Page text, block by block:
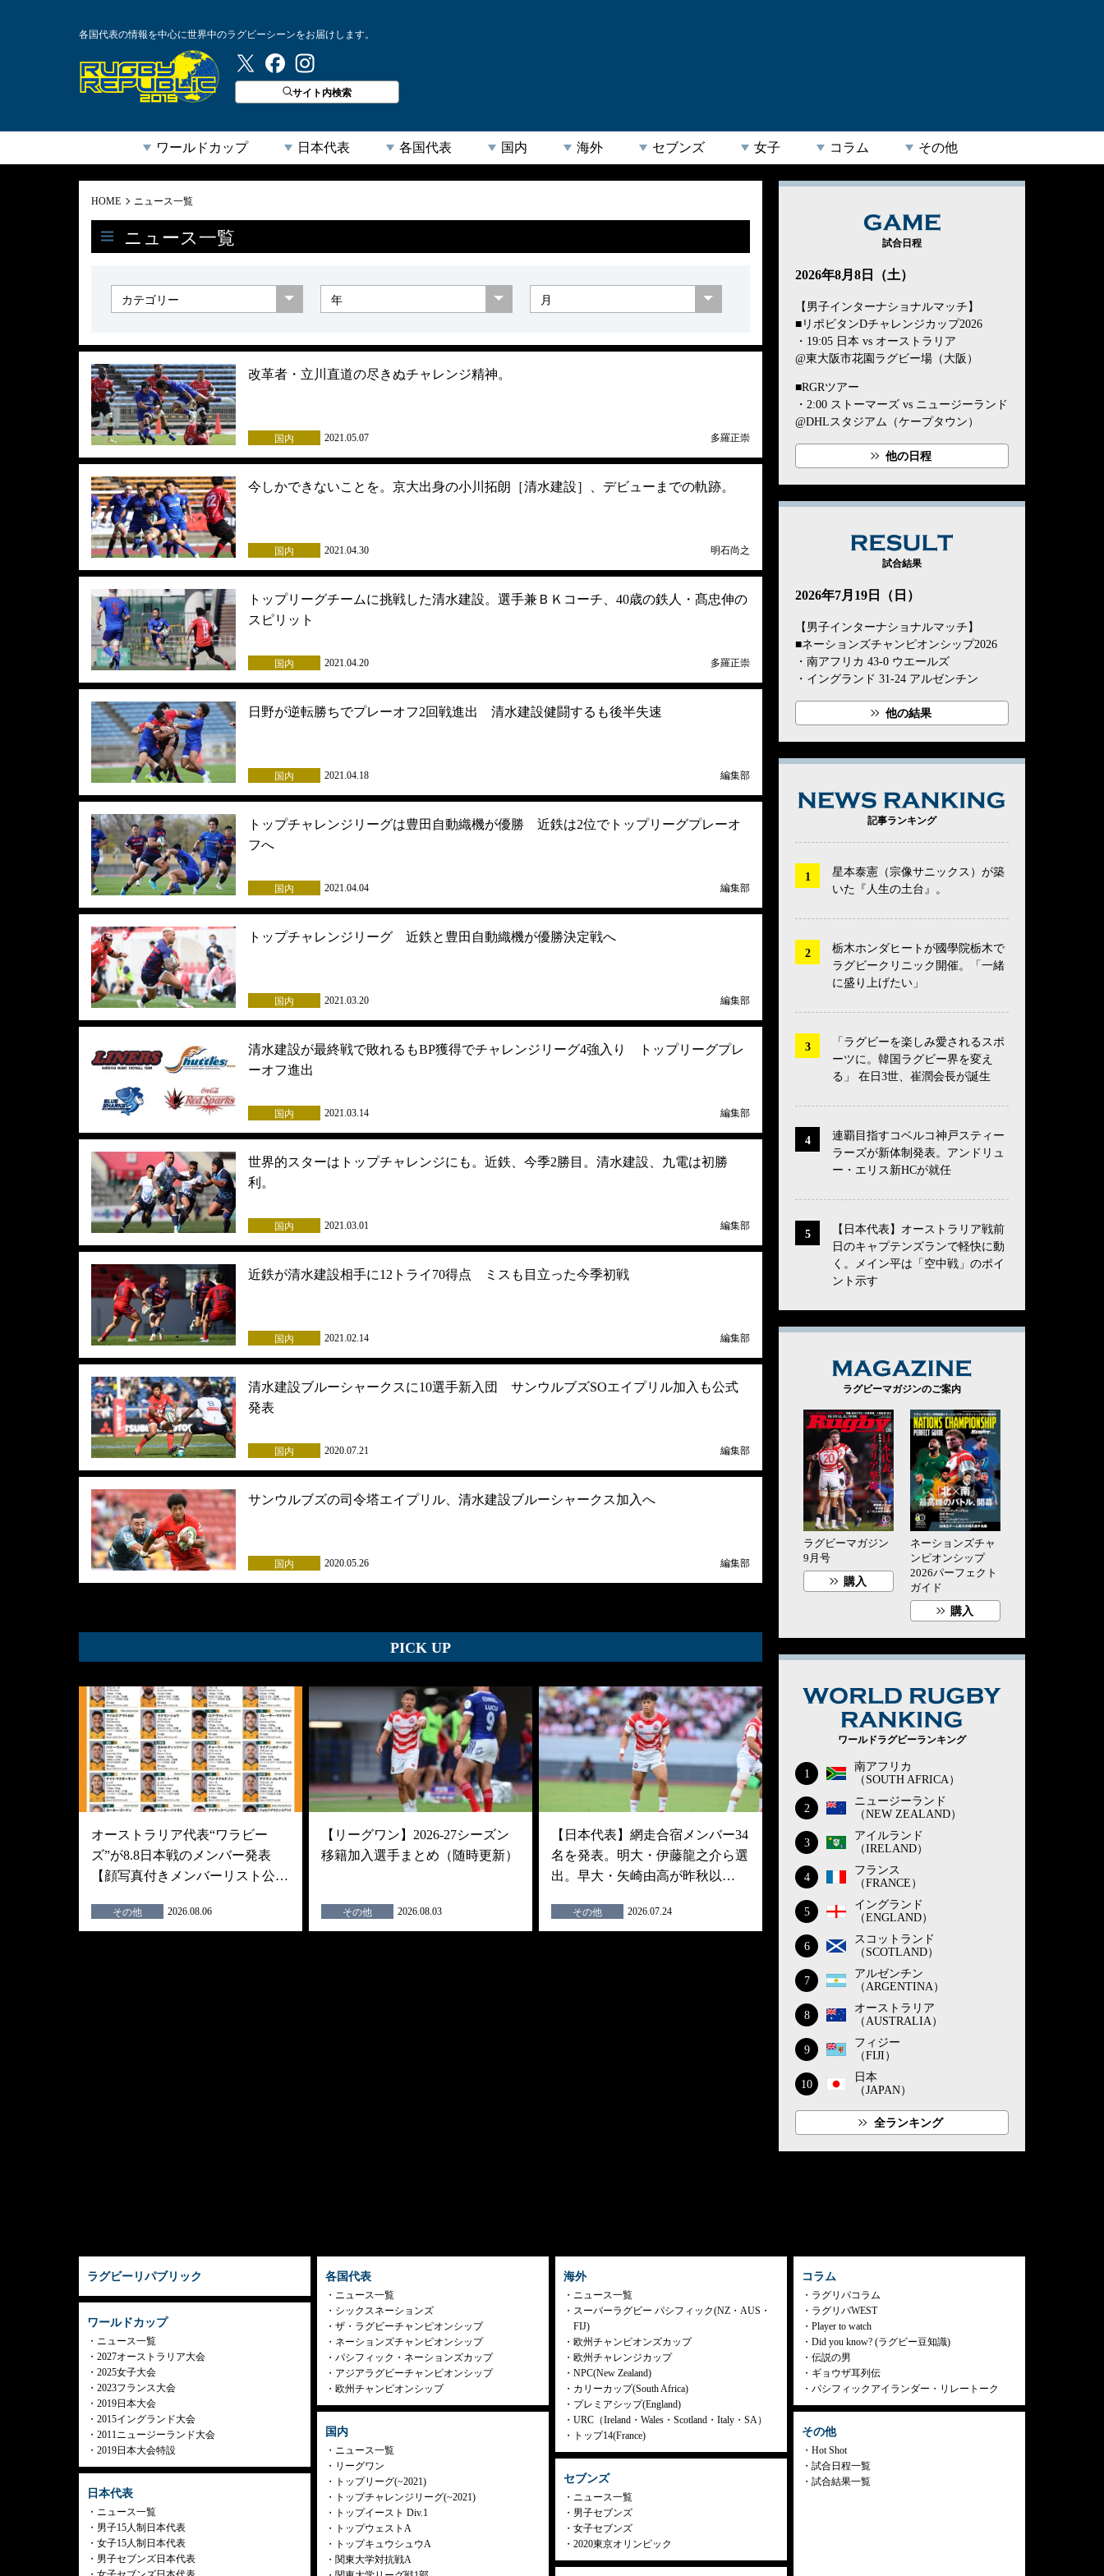
各国代表の情報を中心に世界中のラグビーシーンをお届けします。
ラグビーリパブリック
サイト内検索
ワールドカップ 日本代表 各国代表 国内 海外 セブンズ 女子 コラム その他
HOME ニュース一覧
ニュース一覧
改革者・立川直道の尽きぬチャレンジ精神。
国内 2021.05.07 多羅正崇
今しかできないことを。京大出身の小川拓朗［清水建設］、デビューまでの軌跡。
国内 2021.04.30 明石尚之
トップリーグチームに挑戦した清水建設。選手兼ＢＫコーチ、40歳の鉄人・髙忠伸の
スピリット
国内 2021.04.20 多羅正崇
日野が逆転勝ちでプレーオフ2回戦進出 清水建設健闘するも後半失速
国内 2021.04.18 編集部
トップチャレンジリーグは豊田自動織機が優勝 近鉄は2位でトップリーグプレーオ
フへ
国内 2021.04.04 編集部
トップチャレンジリーグ 近鉄と豊田自動織機が優勝決定戦へ
国内 2021.03.20 編集部
清水建設が最終戦で敗れるもBP獲得でチャレンジリーグ4強入り トップリーグプレ
ーオフ進出
国内 2021.03.14 編集部
世界的スターはトップチャレンジにも。近鉄、今季2勝目。清水建設、九電は初勝
利。
国内 2021.03.01 編集部
近鉄が清水建設相手に12トライ70得点 ミスも目立った今季初戦
国内 2021.02.14 編集部
清水建設ブルーシャークスに10選手新入団 サンウルブズSOエイプリル加入も公式
発表
国内 2020.07.21 編集部
サンウルブズの司令塔エイプリル、清水建設ブルーシャークス加入へ
国内 2020.05.26 編集部
PICK UP
オーストラリア代表“ワラビー
ズ”が8.8日本戦のメンバー発表
【顔写真付きメンバーリスト公…
その他 2026.08.06
【リーグワン】2026-27シーズン
移籍加入選手まとめ（随時更新）
その他 2026.08.03
【日本代表】網走合宿メンバー34
名を発表。明大・伊藤龍之介ら選
出。早大・矢崎由高が昨秋以…
その他 2026.07.24
GAME
試合日程
2026年8月8日（土）
【男子インターナショナルマッチ】
■リポビタンDチャレンジカップ2026
・19:05 日本 vs オーストラリア
@東大阪市花園ラグビー場（大阪）
■RGRツアー
・2:00 ストーマーズ vs ニュージーランド
@DHLスタジアム（ケープタウン）
他の日程
試合結果
2026年7月19日（日）
【男子インターナショナルマッチ】
■ネーションズチャンピオンシップ2026
・南アフリカ 43-0 ウエールズ
・イングランド 31-24 アルゼンチン
他の結果
記事ランキング
星本泰憲（宗像サニックス）が築
いた『人生の土台』。
栃木ホンダヒートが國學院栃木で
ラグビークリニック開催。「一緒
に盛り上げたい」
「ラグビーを楽しみ愛されるスポ
ーツに。韓国ラグビー界を変え
る」 在日3世、崔潤会長が誕生
連覇目指すコベルコ神戸スティー
ラーズが新体制発表。アンドリュ
ー・エリス新HCが就任
【日本代表】オーストラリア戦前
日のキャプテンズランで軽快に動
く。メイン平は「空中戦」のポイ
ント示す
ラグビーマガジンのご案内
ラグビーマガジン
9月号
購入
ネーションズチャ
ンピオンシップ
2026パーフェクト
ガイド
購入
ワールドラグビーランキング
1
南アフリカ
（SOUTH AFRICA）
2
ニュージーランド
（NEW ZEALAND）
3
アイルランド
（IRELAND）
4
フランス
（FRANCE）
5
イングランド
（ENGLAND）
6
スコットランド
（SCOTLAND）
7
アルゼンチン
（ARGENTINA）
8
オーストラリア
（AUSTRALIA）
9
フィジー
（FIJI）
10
日本
（JAPAN）
全ランキング
ラグビーリパブリック
ワールドカップ
ニュース一覧
2027オーストラリア大会
2025女子大会
2023フランス大会
2019日本大会
2015イングランド大会
2011ニュージーランド大会
2019日本大会特設
日本代表
ニュース一覧
男子15人制日本代表
女子15人制日本代表
男子セブンズ日本代表
各国代表
ニュース一覧
シックスネーションズ
ザ・ラグビーチャンピオンシップ
ネーションズチャンピオンシップ
パシフィック・ネーションズカップ
アジアラグビーチャンピオンシップ
欧州チャンピオンシップ
国内
ニュース一覧
リーグワン
トップリーグ(~2021)
トップチャレンジリーグ(~2021)
トップイースト Div.1
トップウェストA
トップキュウシュウA
関東大学対抗戦A
海外
ニュース一覧
スーパーラグビー パシフィック(NZ・AUS・
FIJ)
欧州チャンピオンズカップ
欧州チャレンジカップ
NPC(New Zealand)
カリーカップ(South Africa)
プレミアシップ(England)
URC（Ireland・Wales・Scotland・Italy・SA）
トップ14(France)
セブンズ
ニュース一覧
男子セブンズ
女子セブンズ
2020東京オリンピック
コラム
ラグリパコラム
ラグリパWEST
Player to watch
Did you know? (ラグビー豆知識)
伝説の男
ギョウザ耳列伝
パシフィックアイランダー・リレートーク
その他
Hot Shot
試合日程一覧
試合結果一覧